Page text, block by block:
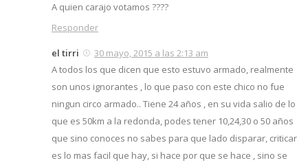
A quien carajo votamos ????
Responder
el tirri
30 mayo, 2015 a las 2:13 am
A todos los que dicen que esto estuvo armado, realmente
son unos ignorantes , lo que paso con este chico no fue
ningun circo armado.. Tiene 24 años , en su vida salio de lo
que es 50km a la redonda, podes tener 10,24,30 o 50 años
que sino conoces no sabes para que lado disparar, criticar
es lo mas facil que hay, si hace por que se hace , sino se